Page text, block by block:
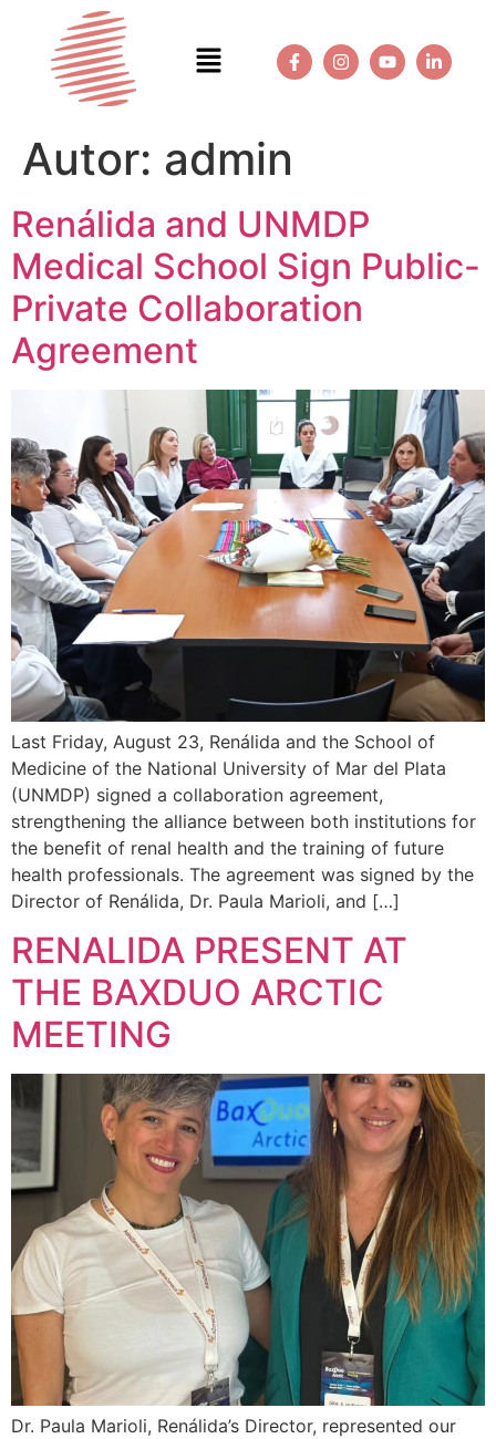
Autor: admin
Renálida and UNMDP
Medical School Sign Public-
Private Collaboration
Agreement
Last Friday, August 23, Renálida and the School of
Medicine of the National University of Mar del Plata
(UNMDP) signed a collaboration agreement,
strengthening the alliance between both institutions for
the benefit of renal health and the training of future
health professionals. The agreement was signed by the
Director of Renálida, Dr. Paula Marioli, and […]
RENALIDA PRESENT AT
THE BAXDUO ARCTIC
MEETING
Dr. Paula Marioli, Renálida’s Director, represented our